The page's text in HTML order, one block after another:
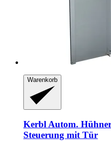
Warenkorb
Kerbl Autom.
Steuerung mit Tür